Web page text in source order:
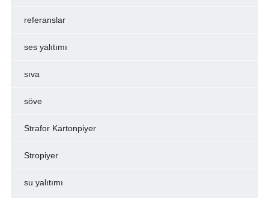
referanslar
ses yalıtımı
sıva
söve
Strafor Kartonpiyer
Stropiyer
su yalıtımı